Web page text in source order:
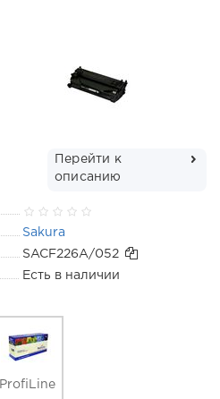
Перейти к
описанию
Sakura
SACF226A/052
Есть в наличии
ProfiLine